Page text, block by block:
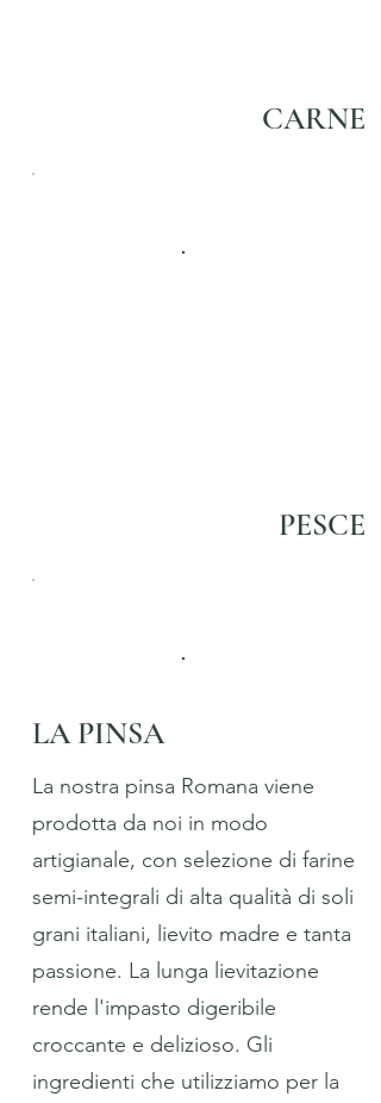
CARNE
PESCE
LA PINSA
La nostra pinsa Romana viene
prodotta da noi in modo
artigianale, con selezione di farine
semi-integrali di alta qualità di soli
grani italiani, lievito madre e tanta
passione. La lunga lievitazione
rende l'impasto digeribile
croccante e delizioso. Gli
ingredienti che utilizziamo per la